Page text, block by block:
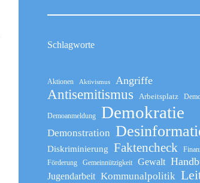
Schlagworte
Aktionen Aktivismus Angriffe
Antisemitismus Arbeitsplatz
Demoanmeldung Demokratie
Demonstration
Diskriminierung Faktencheck
Förderung
Gemeinnützigkeit Gewalt
Jugendarbeit Kommunalpolitik